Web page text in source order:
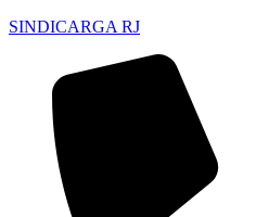
SINDICARGA RJ